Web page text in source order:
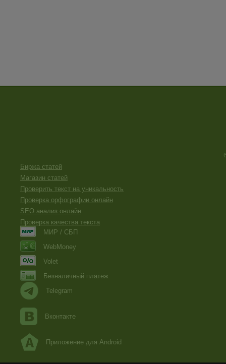
Биржа статей
Магазин статей
Проверить текст на уникальность
Проверка орфографии онлайн
SEO анализ онлайн
Проверка качества текста
МИР / СБП
WebMoney
Volet
Безналичный платеж
Telegram
Вконтакте
Приложение для Android